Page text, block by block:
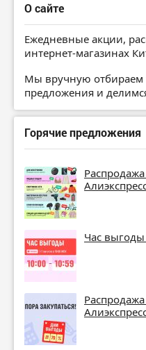
О сайте
Ежедневные акции,
интернет-магазинах
Мы вручную отбираем
предложения и
Горячие предложения
Час выгоды